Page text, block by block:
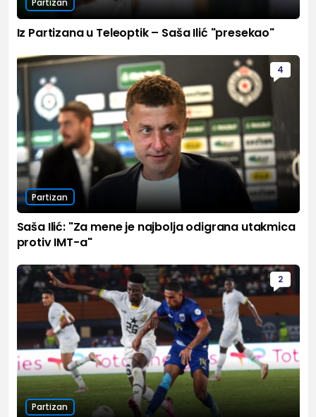
Partizan
Iz Partizana u Teleoptik – Saša Ilić "presekao"
4
Partizan
Saša Ilić: "Za mene je najbolja odigrana utakmica
protiv IMT-a"
2
Partizan